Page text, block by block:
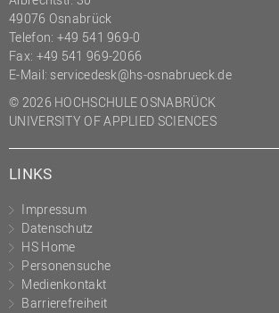
49076 Osnabrück
Telefon: +49 541 969-0
Fax: +49 541 969-2066
E-Mail: servicedesk@hs-osnabrueck.de
© 2026 HOCHSCHULE OSNABRÜCK
UNIVERSITY OF APPLIED SCIENCES
LINKS
Impressum
Datenschutz
HS Home
Personensuche
Medienkontakt
Barrierefreiheit